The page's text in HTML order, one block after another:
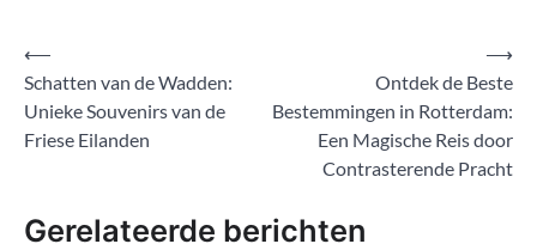
Bericht
navigatie
⟵
Schatten van de Wadden:
Unieke Souvenirs van de
Friese Eilanden
Ontdek de Beste
Bestemmingen in Rotterdam:
Een Magische Reis door
Contrasterende Pracht
⟶
Gerelateerde berichten